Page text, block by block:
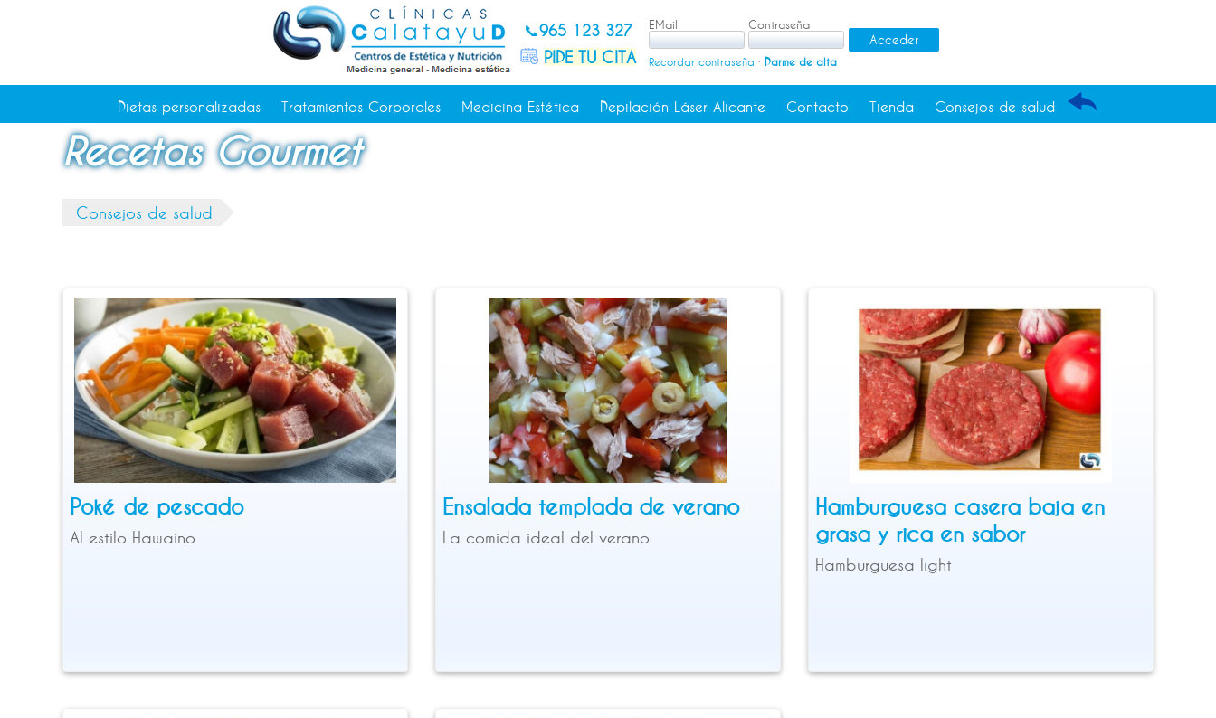
📞965 123 327
PIDE TU CITA
EMail Contraseña
Recordar contraseña · Darme de alta
Dietas personalizadas Tratamientos Corporales Medicina Estética Depilación Láser Alicante Contacto Tienda Consejos de salud
Consejos de salud
Recetas Gourmet
Consejos de salud
Poké de pescado
Al estilo Hawaino
Ensalada templada de verano
La comida ideal del verano
Hamburguesa casera baja en
grasa y rica en sabor
Hamburguesa light